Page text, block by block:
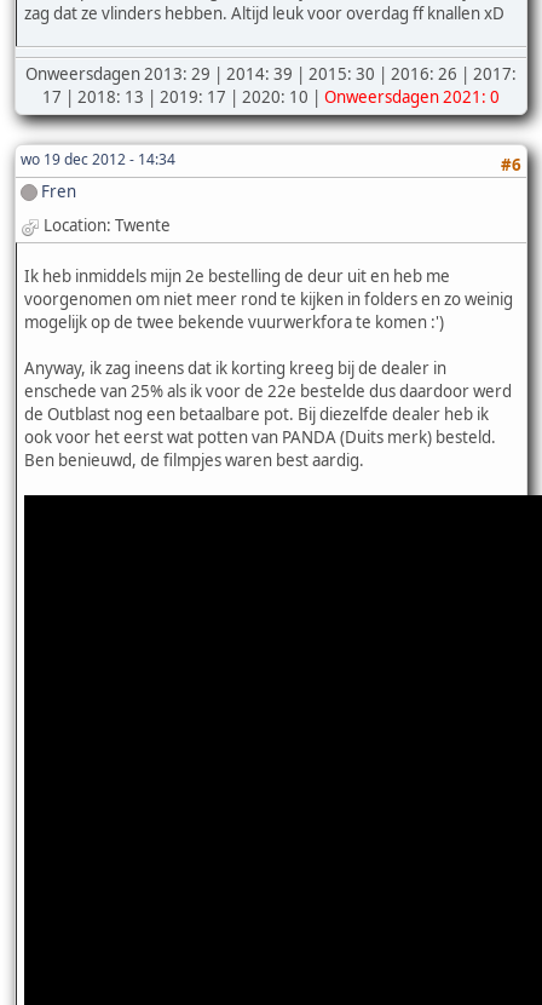
zag dat ze vlinders hebben. Altijd leuk voor overdag ff knallen xD
Onweersdagen 2013: 29 | 2014: 39 | 2015: 30 | 2016: 26 | 2017:
17 | 2018: 13 | 2019: 17 | 2020: 10 | Onweersdagen 2021: 0
wo 19 dec 2012 - 14:34
#6
Fren
Location: Twente
Ik heb inmiddels mijn 2e bestelling de deur uit en heb me
voorgenomen om niet meer rond te kijken in folders en zo weinig
mogelijk op de twee bekende vuurwerkfora te komen :')
Anyway, ik zag ineens dat ik korting kreeg bij de dealer in
enschede van 25% als ik voor de 22e bestelde dus daardoor werd
de Outblast nog een betaalbare pot. Bij diezelfde dealer heb ik
ook voor het eerst wat potten van PANDA (Duits merk) besteld.
Ben benieuwd, de filmpjes waren best aardig.